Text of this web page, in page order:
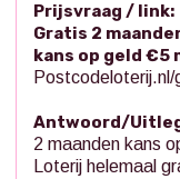
Prijsvraag / link:
Gratis 2
kans op geld €5
Postcodeloterij.nl/
Antwoord/
2 maanden kans
Loterij helemaal